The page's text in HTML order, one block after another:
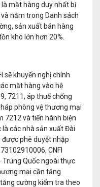
mặt hàng duy nhất bị
nằm trong Danh sách
sản xuất bán hàng
kho lớn hơn 20%.
sẽ khuyến nghị chính
mặt hàng vào hệ
7211, áp thuế chống
phòng vệ thương mại
7212 và tiến hành biện
các nhà sản xuất Đài
được phê duyệt nhập
CNFI
Trung Quốc ngoài thực
mại cần tăng
cường kiểm tra theo